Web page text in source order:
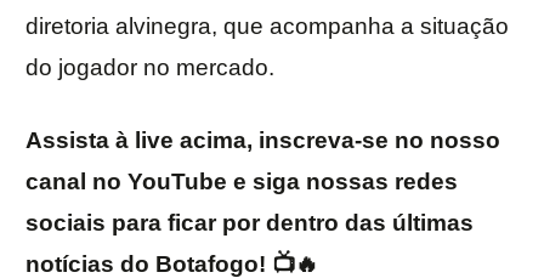
diretoria alvinegra, que acompanha a situação
do jogador no mercado.
Assista à live acima, inscreva-se no nosso
canal no YouTube e siga nossas redes
sociais para ficar por dentro das últimas
notícias do Botafogo! 📺🔥